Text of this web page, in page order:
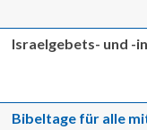
Israelgebets- und -
Bibeltage für alle